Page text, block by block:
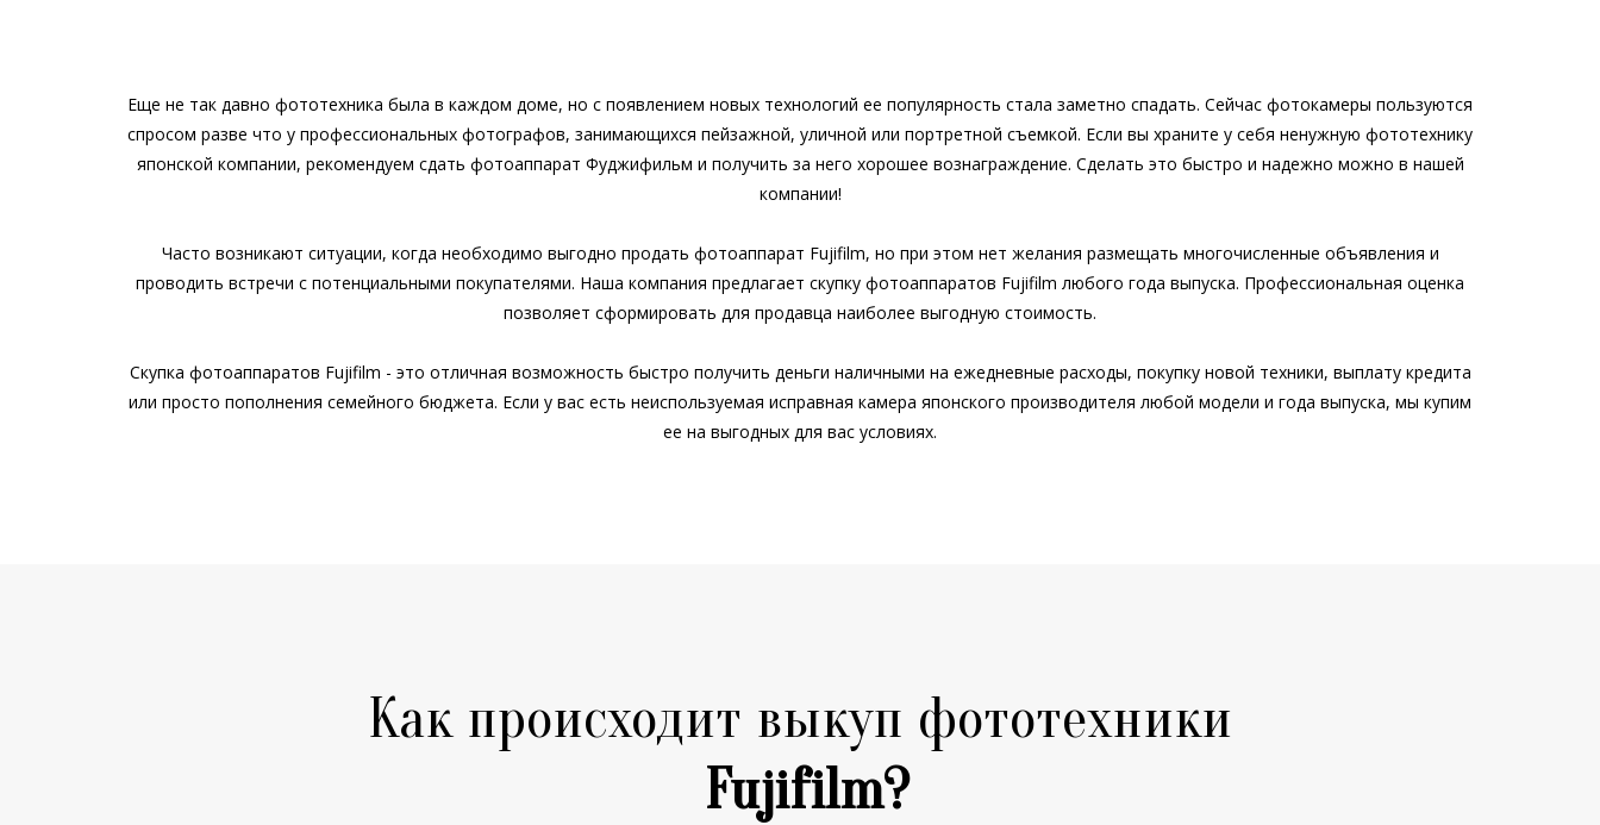
Еще не так давно фототехника была в каждом доме, но с появлением новых технологий ее популярность стала заметно спадать. Сейчас фотокамеры пользуются
спросом разве что у профессиональных фотографов, занимающихся пейзажной, уличной или портретной съемкой. Если вы храните у себя ненужную фототехнику
японской компании, рекомендуем сдать фотоаппарат Фуджифильм и получить за него хорошее вознаграждение. Сделать это быстро и надежно можно в нашей
компании!
Часто возникают ситуации, когда необходимо выгодно продать фотоаппарат Fujifilm, но при этом нет желания размещать многочисленные объявления и
проводить встречи с потенциальными покупателями. Наша компания предлагает скупку фотоаппаратов Fujifilm любого года выпуска. Профессиональная оценка
позволяет сформировать для продавца наиболее выгодную стоимость.
Скупка фотоаппаратов Fujifilm - это отличная возможность быстро получить деньги наличными на ежедневные расходы, покупку новой техники, выплату кредита
или просто пополнения семейного бюджета. Если у вас есть неиспользуемая исправная камера японского производителя любой модели и года выпуска, мы купим
ее на выгодных для вас условиях.
Как происходит выкуп фототехники
Fujifilm?